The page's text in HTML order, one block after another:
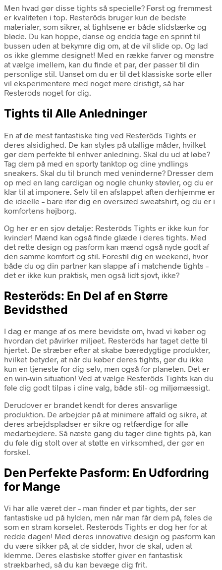
Men hvad gør disse tights så specielle? Først og fremmest
er kvaliteten i top. Resteröds bruger kun de bedste
materialer, som sikrer, at tightsene er både slidstærke og
bløde. Du kan hoppe, danse og endda tage en sprint til
bussen uden at bekymre dig om, at de vil slide op. Og lad
os ikke glemme designet! Med en række farver og mønstre
at vælge imellem, kan du finde et par, der passer til din
personlige stil. Uanset om du er til det klassiske sorte eller
vil eksperimentere med noget mere dristigt, så har
Resteröds noget for dig.
Tights til Alle Anledninger
En af de mest fantastiske ting ved Resteröds Tights er
deres alsidighed. De kan styles på utallige måder, hvilket
gør dem perfekte til enhver anledning. Skal du ud at løbe?
Tag dem på med en sporty tanktop og dine yndlings
sneakers. Skal du til brunch med veninderne? Dresser dem
op med en lang cardigan og nogle chunky støvler, og du er
klar til at imponere. Selv til en afslappet aften derhjemme er
de ideelle – bare ifør dig en oversized sweatshirt, og du er i
komfortens højborg.
Og her er en sjov detalje: Resteröds Tights er ikke kun for
kvinder! Mænd kan også finde glæde i deres tights. Med
det rette design og pasform kan mænd også nyde godt af
den samme komfort og stil. Forestil dig en weekend, hvor
både du og din partner kan slappe af i matchende tights –
det er ikke kun praktisk, men også lidt sjovt, ikke?
Resteröds: En Del af en Større
Bevidsthed
I dag er mange af os mere bevidste om, hvad vi køber og
hvordan det påvirker miljøet. Resteröds har taget dette til
hjertet. De stræber efter at skabe bæredygtige produkter,
hvilket betyder, at når du køber deres tights, gør du ikke
kun en tjeneste for dig selv, men også for planeten. Det er
en win-win situation! Ved at vælge Resteröds Tights kan du
føle dig godt tilpas i dine valg, både stil- og miljømæssigt.
Derudover er brandet kendt for deres ansvarlige
produktion. De arbejder på at minimere affald og sikre, at
deres arbejdspladser er sikre og retfærdige for alle
medarbejdere. Så næste gang du tager dine tights på, kan
du føle dig stolt over at støtte en virksomhed, der gør en
forskel.
Den Perfekte Pasform: En Udfordring
for Mange
Vi har alle været der – man finder et par tights, der ser
fantastiske ud på hylden, men når man får dem på, føles de
som en stram korselet. Resteröds Tights er dog her for at
redde dagen! Med deres innovative design og pasform kan
du være sikker på, at de sidder, hvor de skal, uden at
klemme. Deres elastiske stoffer giver en fantastisk
strækbarhed, så du kan bevæge dig frit.